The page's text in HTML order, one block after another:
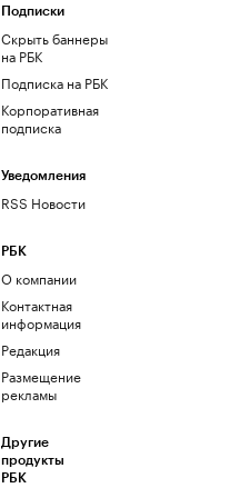
Подписки
Скрыть баннеры
на РБК
Подписка на РБК
Корпоративная
подписка
Уведомления
RSS Новости
РБК
О компании
Контактная
информация
Редакция
Размещение
рекламы
Другие
продукты
РБК